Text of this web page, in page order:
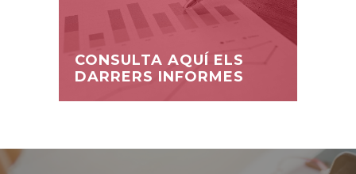
CONSULTA AQUÍ ELS
DARRERS INFORMES